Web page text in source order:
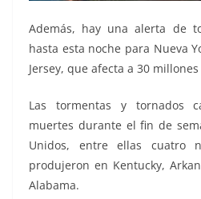
Además, hay una alerta de
hasta esta noche para Nueva
Jersey, que afecta a 30
Las tormentas y tornados
muertes durante el fin de
Unidos, entre ellas cuatro
produjeron en Kentucky,
Alabama.